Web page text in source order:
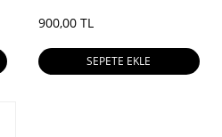
900,00 TL
SEPETE EKLE